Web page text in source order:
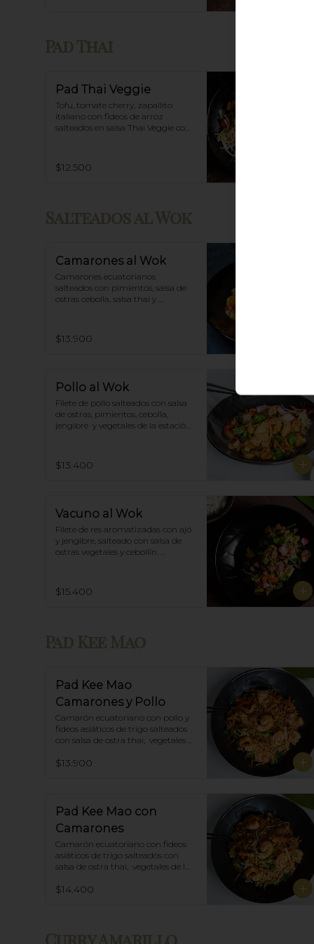
Pad Thai Veggie
Tofu, tomate cherry, zapallito
italiano con fideos de arroz
salteados en salsa Thai Veggie con
$12.500
Salteados al Wok
Camarones al Wok
Camarones ecuatorianos
salteados con pimientos, salsa de
ostras cebolla, salsa thai y
$13.900
Pollo al Wok
Filete de pollo salteados con salsa
de ostras, pimientos, cebolla,
jengibre  y vegetales de la estación,
$13.400
Vacuno al Wok
Filete de res aromatizadas con ajó
y jengibre, salteado con salsa de
ostras vegetales y cebollín.
$15.400
Pad Kee Mao
Camarones y Pollo
Camarón ecuatoriano con pollo y
fideos asiáticos de trigo salteados
con salsa de ostra thai,  vegetales
$13.900
Pad Kee Mao con
Camarones
Camarón ecuatoriano con fideos
asiáticos de trigo salteados con
salsa de ostra thai,  vegetales de la
$14.400